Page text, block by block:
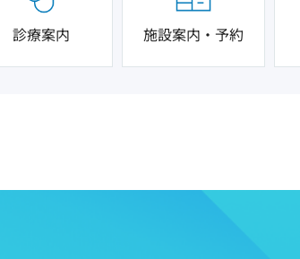
診療案内 施設案内・予約